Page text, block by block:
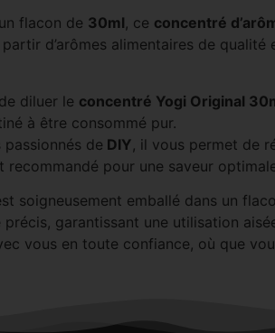
flacon de 30ml, ce concentré
d’arômes alimentaires de
diluer le concentré Yogi Original
à être consommé pur.
de DIY, il vous permet de
recommandé pour une saveur
soigneusement emballé dans un
garantissant une utilisation
vous en toute confiance, où que